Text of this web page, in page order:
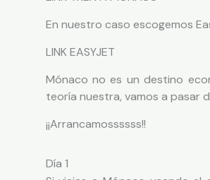
En nuestro caso escogemos
LINK EASYJET
Mónaco no es un destino
teoría nuestra, vamos a pasar
¡¡Arrancamossssss!!
Día 1